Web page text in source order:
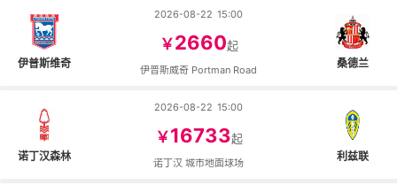
伊普斯维奇
2026-08-22 15:00
￥2660起
伊普斯威奇 Portman Road 桑德兰
诺丁汉森林
2026-08-22 15:00
￥16733起
诺丁汉 城市地面球场 利兹联